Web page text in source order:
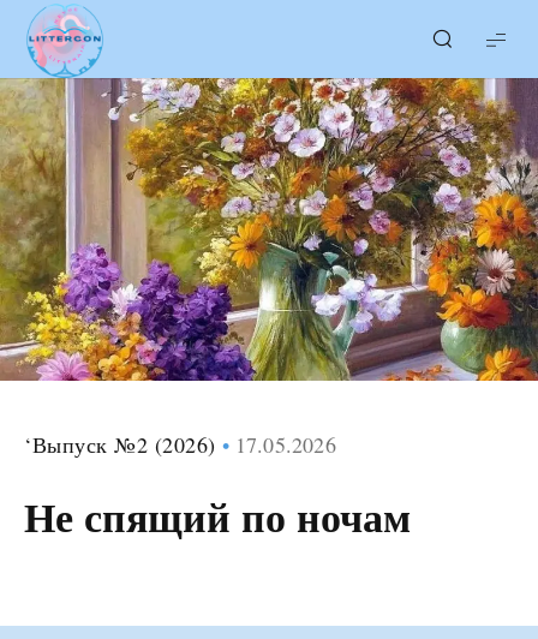
LITTERcon
‘Выпуск №2 (2026) 17.05.2026
Не спящий по ночам